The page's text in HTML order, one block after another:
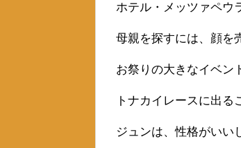
ホテル・メッツァペ
母親を探すには、顔を
お祭りの大きなイベン
トナカイレースに出る
ジュンは、性格がいい